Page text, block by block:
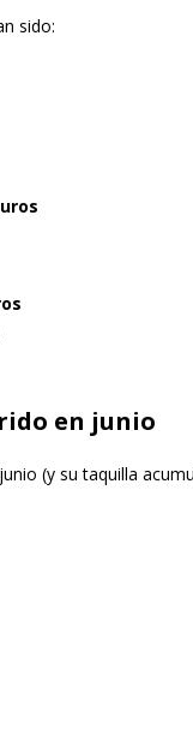
sido:
en junio
(y su taquilla